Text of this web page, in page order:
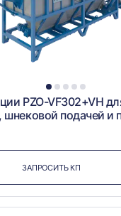
1 2 3 4 5
PZO-VF302+VH
шнековой подачей и
ЗАПРОСИТЬ КП